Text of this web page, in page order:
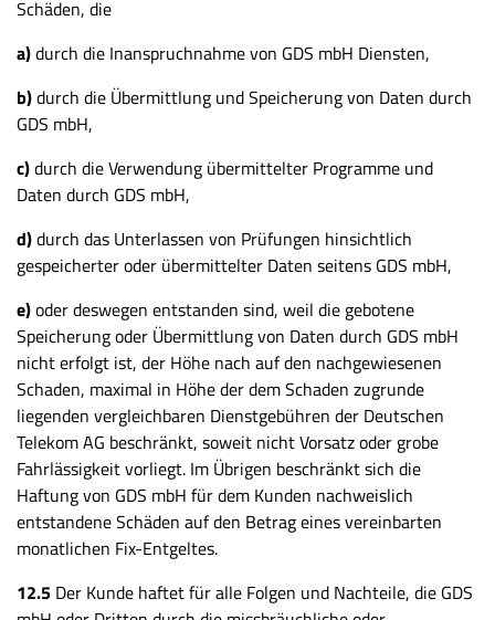
Schäden, die
a)durch die Inanspruchnahme von GDS mbH Diensten,
b)durch die Übermittlung und Speicherung von Daten durch
GDS mbH,
c)durch die Verwendung übermittelter Programme und
Daten durch GDS mbH,
d)durch das Unterlassen von Prüfungen hinsichtlich
gespeicherter oder übermittelter Daten seitens GDS mbH,
e)oder deswegen entstanden sind, weil die gebotene
Speicherung oder Übermittlung von Daten durch GDS mbH
nicht erfolgt ist, der Höhe nach auf den nachgewiesenen
Schaden, maximal in Höhe der dem Schaden zugrunde
liegenden vergleichbaren Dienstgebühren der Deutschen
Telekom AG beschränkt, soweit nicht Vorsatz oder grobe
Fahrlässigkeit vorliegt. Im Übrigen beschränkt sich die
Haftung von GDS mbH für dem Kunden nachweislich
entstandene Schäden auf den Betrag eines vereinbarten
monatlichen Fix-Entgeltes.
12.5 Der Kunde haftet für alle Folgen und Nachteile, die GDS